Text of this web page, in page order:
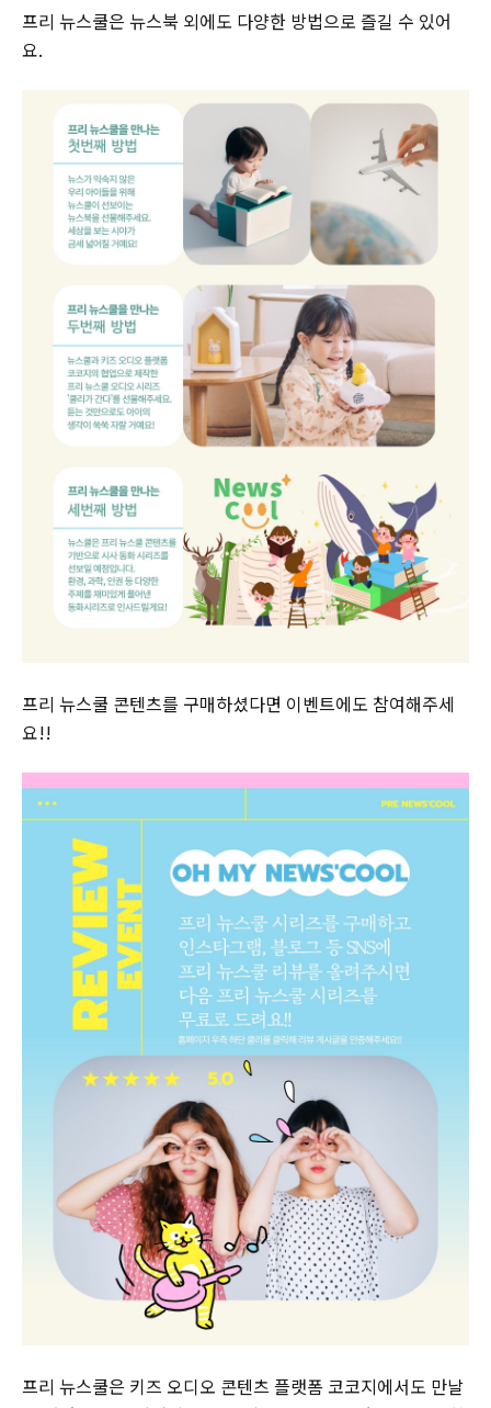
프리 뉴스쿨은 뉴스북 외에도 다양한 방법으로 즐길 수 있어
요.
프리 뉴스쿨 콘텐츠를 구매하셨다면 이벤트에도 참여해주세
요!!
프리 뉴스쿨은 키즈 오디오 콘텐츠 플랫폼 코코지에서도 만날